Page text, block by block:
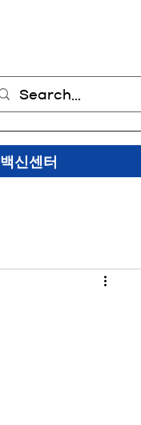
백신센터